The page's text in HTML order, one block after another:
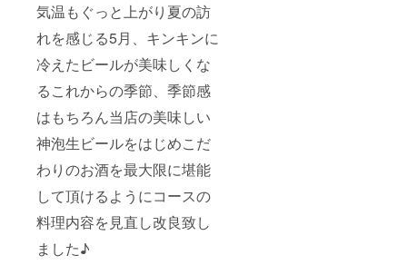
気温もぐっと上がり夏の訪
れを感じる5月、キンキンに
冷えたビールが美味しくな
るこれからの季節、季節感
はもちろん当店の美味しい
神泡生ビールをはじめこだ
わりのお酒を最大限に堪能
して頂けるようにコースの
料理内容を見直し改良致し
ました♪